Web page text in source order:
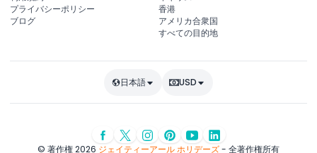
プライバシーポリシー
ブログ
香港
アメリカ合衆国
すべての目的地
日本語 USD
© 著作権 2026 ジェイティーアール ホリデーズ- 全著作権所有